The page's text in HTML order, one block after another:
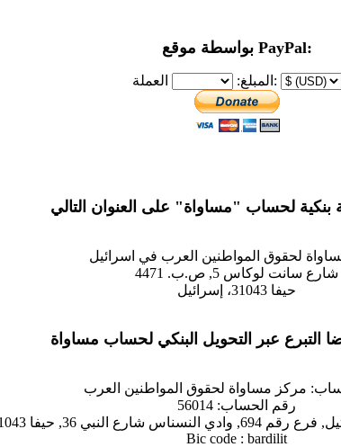
بواسطة موقع PayPal:
المبلغ: العملة:
لحقوق المواطنين العرب في اسرائيل
شارع سانت لوكاس 5, ص.ب. 4471
حيفا 31043، إسرائيل
مركز مساواة لحقوق المواطنين العرب
رقم الحساب: 56014
شارع النبي 36, حيفا 31043
Bic code : bardilit